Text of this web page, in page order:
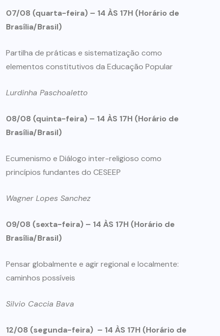
07/08 (quarta-feira) – 14 ÀS 17H (Horário de
Brasília/Brasil)
Partilha de práticas e sistematização como
elementos constitutivos da Educação Popular
Lurdinha Paschoaletto
08/08 (quinta-feira) – 14 ÀS 17H (Horário de
Brasília/Brasil)
Ecumenismo e Diálogo inter-religioso como
princípios fundantes do CESEEP
Wagner Lopes Sanchez
09/08 (sexta-feira) – 14 ÀS 17H (Horário de
Brasília/Brasil)
Pensar globalmente e agir regional e localmente:
caminhos possíveis
Silvio Caccia Bava
12/08 (segunda-feira) – 14 ÀS 17H (Horário de